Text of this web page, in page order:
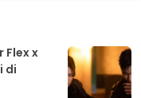
Flex x
di